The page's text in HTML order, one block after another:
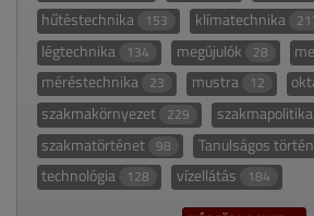
hűtéstechnika 153 klímatechnika
légtechnika 134 megújulók 28
méréstechnika 23 mustra 12
szakmakörnyezet 229 szakmapolitika
szakmatörténet 98 Tanulságos
technológia 128 vízellátás 184